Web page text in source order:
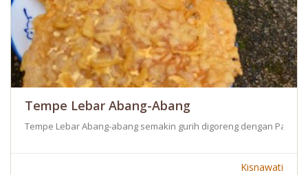
Tempe Lebar Abang-Abang
Tempe Lebar Abang-abang semakin gurih digoreng dengan Palmia
Kisnawati